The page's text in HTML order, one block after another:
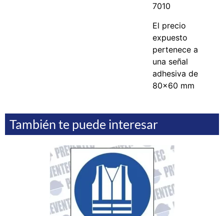
7010
El precio
expuesto
pertenece a
una señal
adhesiva de
80x60 mm
También te puede interesar